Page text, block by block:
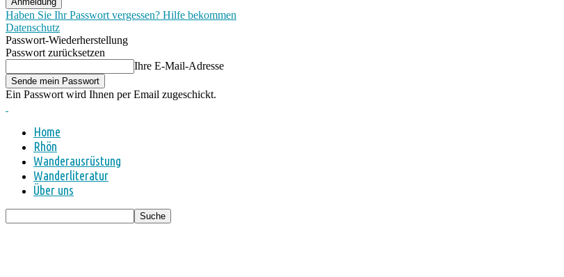
Haben Sie Ihr Passwort vergessen? Hilfe bekommen
Datenschutz
Passwort-Wiederherstellung
Passwort zurücksetzen
Ihre E-Mail-Adresse
Ein Passwort wird Ihnen per Email zugeschickt.
Home
Rhön
Wanderausrüstung
Wanderliteratur
Über uns